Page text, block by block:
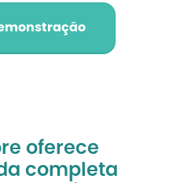
oferece
completa